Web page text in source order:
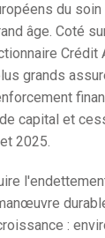
du soin
âge. Coté
Crédit
grands
capital et
2025.
: